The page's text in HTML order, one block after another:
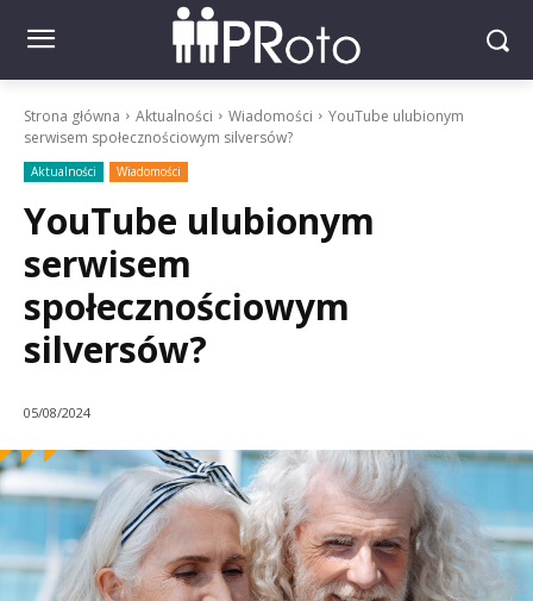
Strona główna Aktualności Wiadomości
YouTube ulubionym
serwisem społecznościowym silversów?
Aktualności Wiadomości
YouTube ulubionym
serwisem
społecznościowym
silversów?
05/08/2024